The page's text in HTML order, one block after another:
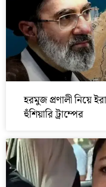
হরমুজ প্রণালী নিয়ে
হুঁশিয়ারি ট্রাম্পের